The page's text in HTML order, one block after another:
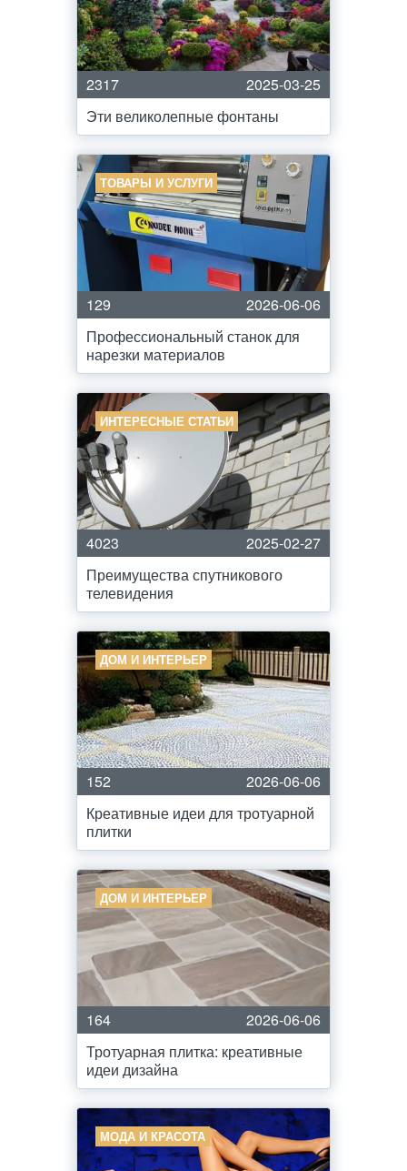
2317
2025-03-25
Эти великолепные фонтаны
ТОВАРЫ И УСЛУГИ
129
2026-06-06
Профессиональный станок для
нарезки материалов
ИНТЕРЕСНЫЕ СТАТЬИ
4023
2025-02-27
Преимущества спутникового
телевидения
ДОМ И ИНТЕРЬЕР
152
2026-06-06
Креативные идеи для тротуарной
плитки
ДОМ И ИНТЕРЬЕР
164
2026-06-06
Тротуарная плитка: креативные
идеи дизайна
МОДА И КРАСОТА